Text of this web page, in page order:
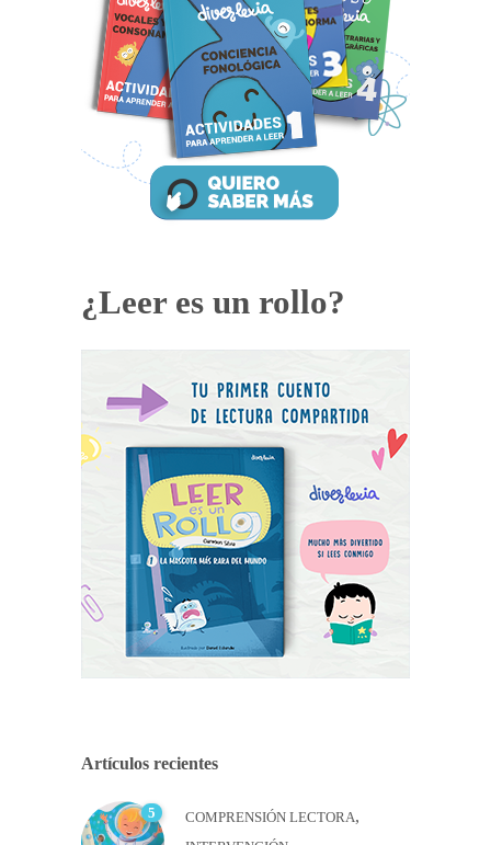
¿Leer es un rollo?
Artículos recientes
5 COMPRENSIÓN LECTORA,